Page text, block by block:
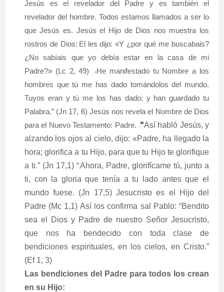
Jesús es el revelador del Padre y es también el
revelador del hombre. Todos estamos llamados a ser lo
que Jesús es. Jesús el Hijo de Dios nos muestra los
rostros de Dios: El les dijo: «Y ¿por qué me buscabais?
¿No sabíais que yo debía estar en la casa de mi
Padre?» (Lc 2, 49)
“He manifestado tu Nombre a los
hombres que tú me has dado tomándolos del mundo.
Tuyos eran y tú me los has dado; y han guardado tu
Palabra.” (Jn 17, 6) Jesús nos revela el Nombre de Dios
para el Nuevo Testamento: Padre. “Así habló Jesús, y
alzando los ojos al cielo, dijo: «Padre, ha llegado la
hora; glorifica a tu Hijo, para que tu Hijo te glorifique
a ti.” (Jn 17,1) “Ahora, Padre, glorifícame tú, junto a
ti, con la gloria que tenía a tu lado antes que el
mundo fuese. (Jn 17,5) Jesucristo es el Hijo del
Padre (Mc 1,1) Así los confirma sal Pablo: “Bendito
sea el Dios y Padre de nuestro Señor Jesucristo,
que nos ha bendecido con toda clase de
bendiciones espirituales, en los cielos, en Cristo.”
(Ef 1, 3)
Las bendiciones del Padre para todos los crean
en su Hijo: